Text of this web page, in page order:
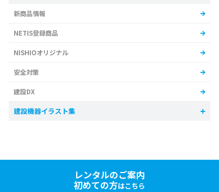
新商品情報
NETIS登録商品
NISHIOオリジナル
安全対策
建設DX
建設機器イラスト集
レンタルのご案内
初めての方はこちら